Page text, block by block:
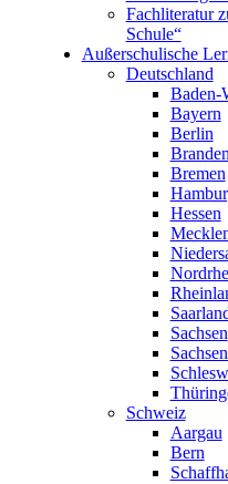
Fachliteratur
Schule“
Außerschulische
Deutschland
Baden-
Bayern
Berlin
Bremen
Hessen
Sachsen
Schweiz
Aargau
Bern